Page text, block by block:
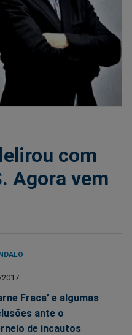
com
Agora vem
Fraca’ e algumas
ante o
de incautos